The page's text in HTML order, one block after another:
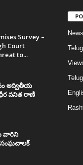
Survey –
Court
to...
అద్వితీయ
వనిత రాణి
వారిని
News